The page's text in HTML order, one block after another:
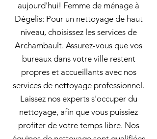
aujourd'hui! Femme de ménage à
Dégelis: Pour un nettoyage de haut
niveau, choisissez les services de
Archambault. Assurez-vous que vos
bureaux dans votre ville restent
propres et accueillants avec nos
services de nettoyage professionnel.
Laissez nos experts s'occuper du
nettoyage, afin que vous puissiez
profiter de votre temps libre. Nos